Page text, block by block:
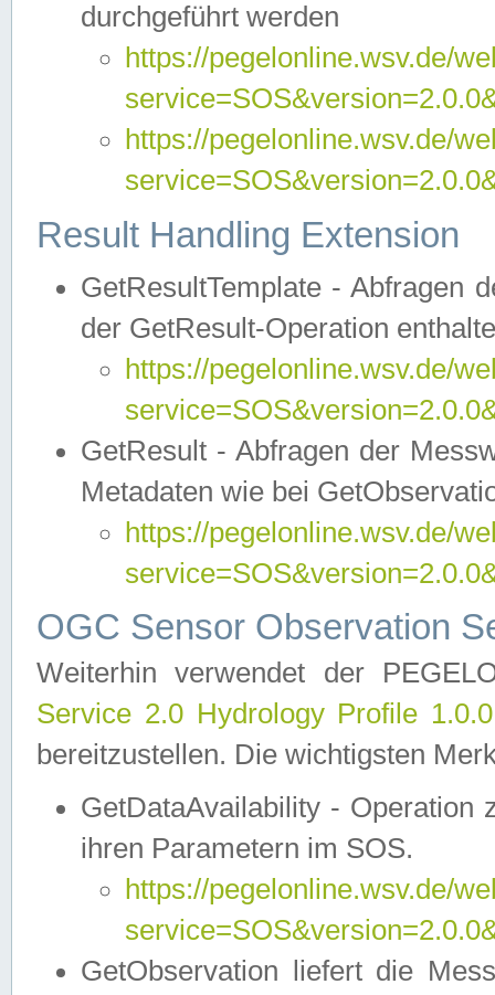
durchgeführt werden
https://pegelonline.wsv.de/
https://pegelonline.wsv.de/
Result Handling Extension
GetResultTemplate - Abfragen
der GetResult-Operation
https://pegelonline.wsv.de/
GetResult - Abfragen der
Metadaten wie bei
https://pegelonline.wsv.de/
OGC Sensor Observation
Weiterhin verwendet der
Service 2.0 Hydrology Profile
bereitzustellen. Die wichtigsten
GetDataAvailability - Operation
ihren Parametern im SOS.
https://pegelonline.wsv.de/
GetObservation liefert die